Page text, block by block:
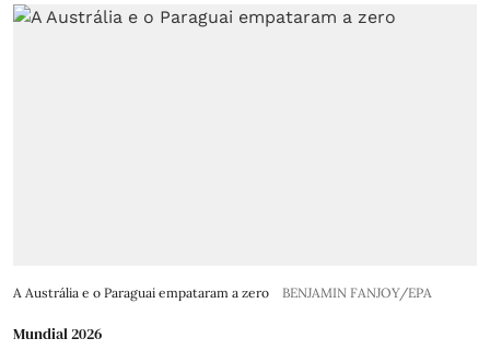
A Austrália e o Paraguai empataram a zero BENJAMIN FANJOY/EPA
Mundial 2026